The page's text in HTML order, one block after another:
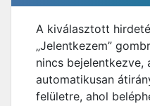
A kiválasztott
„Jelentkezem”
nincs bejelentkezve,
automatikusan
felületre, ahol